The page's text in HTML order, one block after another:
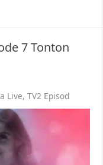
7 Tonton
Live,TV2 Episod